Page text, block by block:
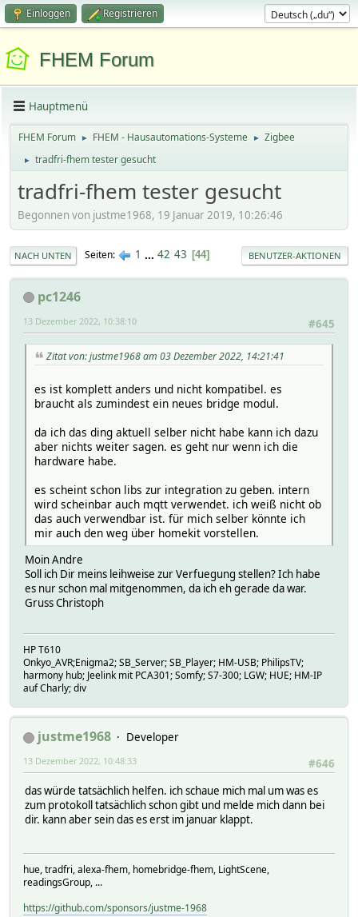
Einloggen Registrieren
FHEM Forum
Hauptmenü
FHEM Forum ► FHEM - Hausautomations-Systeme ► Zigbee
► tradfri-fhem tester gesucht
tradfri-fhem tester gesucht
Begonnen von justme1968, 19 Januar 2019, 10:26:46
NACH UNTEN Seiten 1 ... 42 43 44 BENUTZER-AKTIONEN
pc1246
#645
13 Dezember 2022, 10:38:10
Zitat von: justme1968 am 03 Dezember 2022, 14:21:41
es ist komplett anders und nicht kompatibel. es
braucht als zumindest ein neues bridge modul.
da ich das ding aktuell selber nicht habe kann ich dazu
aber nichts weiter sagen. es geht nur wenn ich die
hardware habe.
es scheint schon libs zur integration zu geben. intern
wird scheinbar auch mqtt verwendet. ich weiß nicht ob
das auch verwendbar ist. für mich selber könnte ich
mir auch den weg über homekit vorstellen.
Moin Andre
Soll ich Dir meins leihweise zur Verfuegung stellen? Ich habe
es nur schon mal mitgenommen, da ich eh gerade da war.
Gruss Christoph
HP T610
Onkyo_AVR;Enigma2; SB_Server; SB_Player; HM-USB; PhilipsTV;
harmony hub; Jeelink mit PCA301; Somfy; S7-300; LGW; HUE; HM-IP
auf Charly; div
justme1968
Developer
#646
13 Dezember 2022, 10:48:33
das würde tatsächlich helfen. ich schaue mich mal um was es
zum protokoll tatsächlich schon gibt und melde mich dann bei
dir. kann aber sein das es erst im januar klappt.
hue, tradfri, alexa-fhem, homebridge-fhem, LightScene,
readingsGroup, ...
https://github.com/sponsors/justme-1968